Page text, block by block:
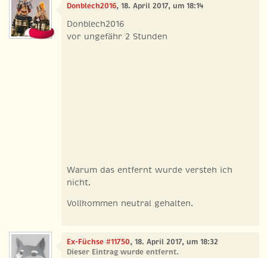
Donblech2016, 18. April 2017, um 18:14
Donblech2016
vor ungefähr 2 Stunden
Warum das entfernt wurde versteh ich
nicht.
Vollkommen neutral gehalten.
Ex-Füchse #11750, 18. April 2017, um 18:32
Dieser Eintrag wurde entfernt.